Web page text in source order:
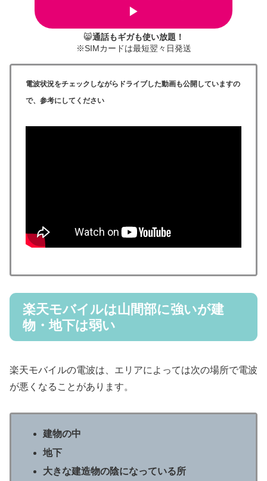
▶
😸通話もギガも使い放題！
※SIMカードは最短翌々日発送
電波状況をチェックしながらドライブした動画も公開していますの
で、参考にしてください
楽天モバイルは山間部に強いが建
物・地下は弱い
楽天モバイルの電波は、エリアによっては次の場所で電波
が悪くなることがあります。
建物の中
地下
大きな建造物の陰になっている所